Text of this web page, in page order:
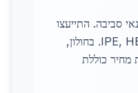
סביבה. התייעצו
עם מהנדס מוסמך. סוגים: IPE, HEA. בחולון,
1220. הצעת מחיר כוללת